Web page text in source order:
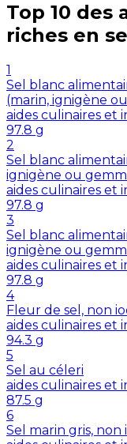
Top 10 des
riches en
1
Sel blanc
(marin, ignigène
aides culinaires et
97.8 g
2
Sel blanc
ignigène ou
aides culinaires et
97.8 g
3
Sel blanc
ignigène ou
aides culinaires et
97.8 g
4
Fleur de sel, non
aides culinaires et
94.3 g
5
Sel au céleri
aides culinaires et
87.5 g
6
Sel marin gris,